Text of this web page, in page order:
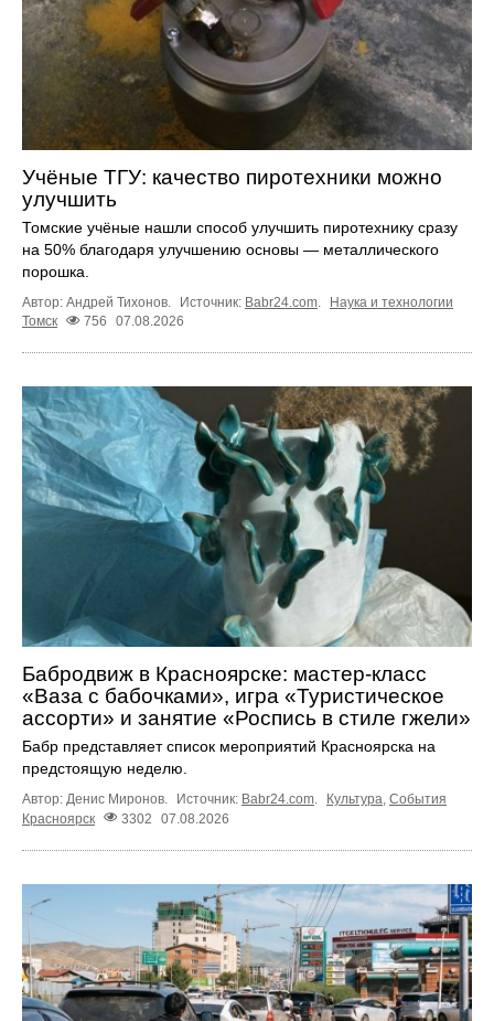
Учёные ТГУ: качество пиротехники можно
улучшить
Томские учёные нашли способ улучшить пиротехнику сразу
на 50% благодаря улучшению основы — металлического
порошка.
Автор: Андрей Тихонов. Источник: Babr24.com
Наука и технологии
Томск
756 07.08.2026
Бабродвиж в Красноярске: мастер-класс
«Ваза с бабочками», игра «Туристическое
ассорти» и занятие «Роспись в стиле гжели»
Бабр представляет список мероприятий Красноярска на
предстоящую неделю.
Автор: Денис Миронов. Источник: Babr24.com. Культура, События
Красноярск
3302 07.08.2026